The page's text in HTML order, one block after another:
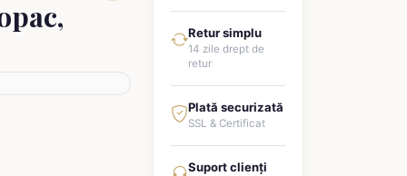
Retur simplu
14 zile drept de
retur
Plată securizată
SSL & Certificat
Suport clienți